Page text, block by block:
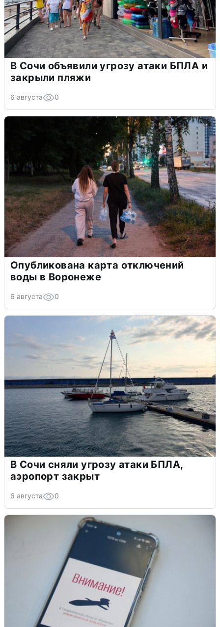
В Сочи объявили угрозу атаки БПЛА и
закрыли пляжи
6 августа 0
Опубликована карта отключений
воды в Воронеже
6 августа 0
В Сочи сняли угрозу атаки БПЛА,
аэропорт закрыт
6 августа 0